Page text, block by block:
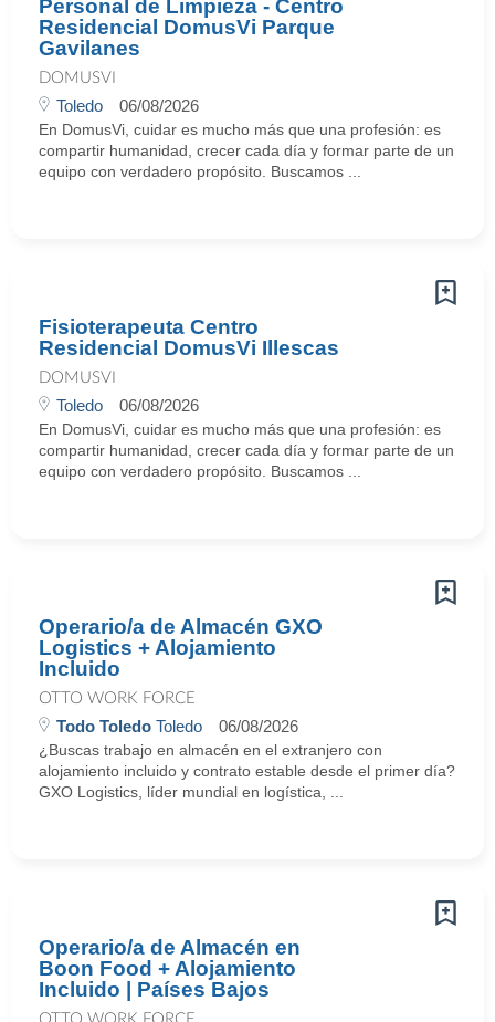
Personal de Limpieza - Centro
Residencial DomusVi Parque
Gavilanes
DOMUSVI
Toledo 06/08/2026
En DomusVi, cuidar es mucho más que una profesión: es
compartir humanidad, crecer cada día y formar parte de un
equipo con verdadero propósito. Buscamos ...
Fisioterapeuta Centro
Residencial DomusVi Illescas
DOMUSVI
Toledo 06/08/2026
En DomusVi, cuidar es mucho más que una profesión: es
compartir humanidad, crecer cada día y formar parte de un
equipo con verdadero propósito. Buscamos ...
Operario/a de Almacén GXO
Logistics + Alojamiento
Incluido
OTTO WORK FORCE
Todo Toledo Toledo 06/08/2026
¿Buscas trabajo en almacén en el extranjero con
alojamiento incluido y contrato estable desde el primer día?
GXO Logistics, líder mundial en logística, ...
Operario/a de Almacén en
Boon Food + Alojamiento
Incluido | Países Bajos